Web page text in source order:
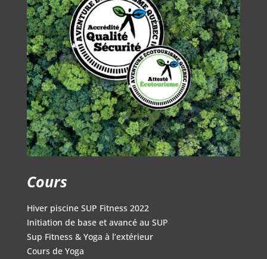
Cours
Hiver piscine SUP Fitness 2022
Initiation de base et avancé au SUP
Sup Fitness & Yoga à l’extérieur
Cours de Yoga